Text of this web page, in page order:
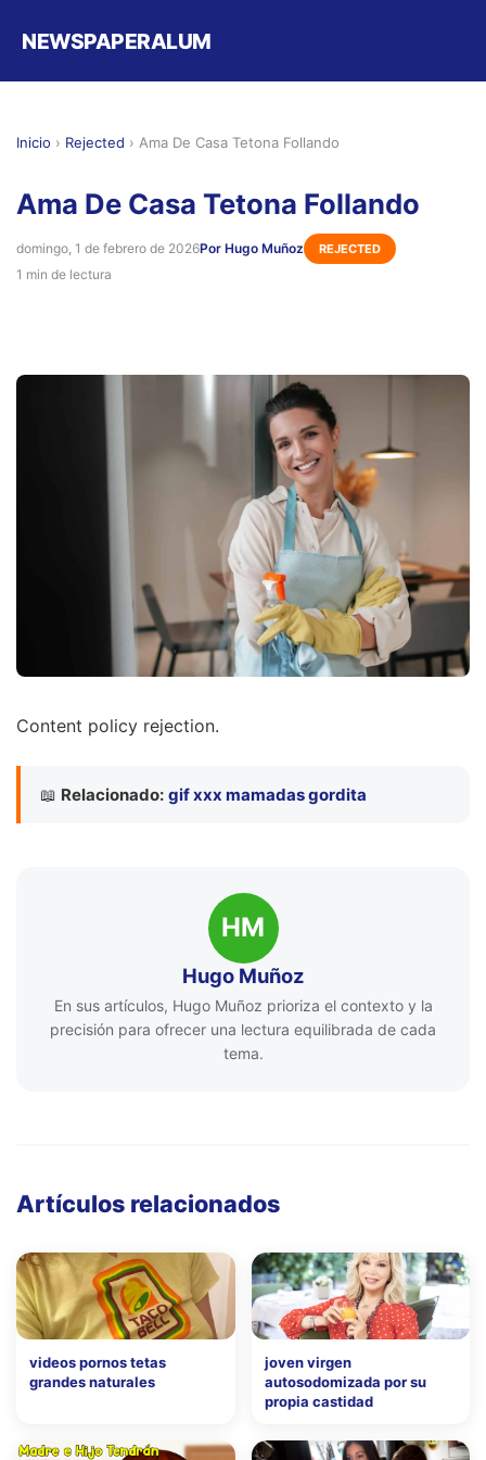
NEWSPAPERALUM
Inicio › Rejected › Ama De Casa Tetona Follando
Ama De Casa Tetona Follando
domingo, 1 de febrero de 2026Por Hugo Muñoz REJECTED
1 min de lectura
Content policy rejection.
📖 Relacionado: gif xxx mamadas gordita
HM
Hugo Muñoz
En sus artículos, Hugo Muñoz prioriza el contexto y la
precisión para ofrecer una lectura equilibrada de cada
tema.
Artículos relacionados
videos pornos tetas
grandes naturales
joven virgen
autosodomizada por su
propia castidad